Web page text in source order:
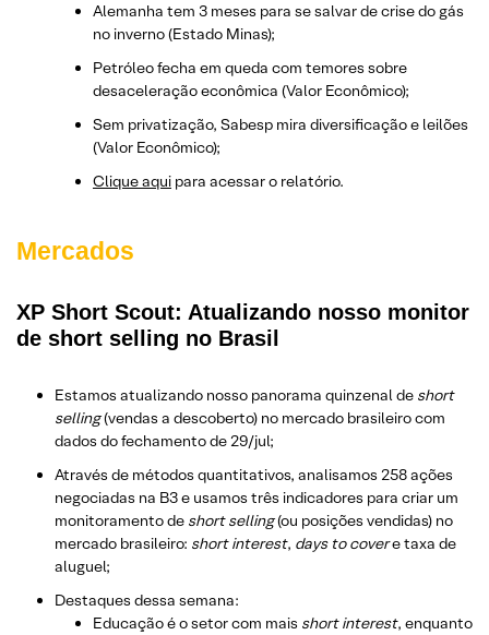
Alemanha tem 3 meses para se salvar de crise do gás
no inverno (Estado Minas);
Petróleo fecha em queda com temores sobre
desaceleração econômica (Valor Econômico);
Sem privatização, Sabesp mira diversificação e leilões
(Valor Econômico);
Clique aqui para acessar o relatório.
Mercados
XP Short Scout: Atualizando nosso monitor
de short selling no Brasil
Estamos atualizando nosso panorama quinzenal de short
selling(vendas a descoberto) no mercado brasileiro com
dados do fechamento de 29/jul;
Através de métodos quantitativos, analisamos 258 ações
negociadas na B3 e usamos três indicadores para criar um
monitoramento de short selling(ou posições vendidas) no
mercado brasileiro: short interest, days to covere taxa de
aluguel;
Destaques dessa semana:
Educação é o setor com mais short interest, enquanto